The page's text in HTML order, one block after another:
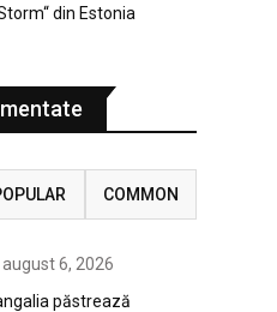
din Estonia
COMMON
august 6, 2026
păstrează